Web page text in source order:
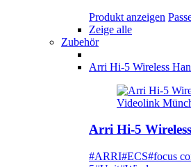
Produkt anzeigen
Zeige alle
Zubehör
Arri Hi-5 Wireless
Arri Hi-5
#ARRI#ECS#focus